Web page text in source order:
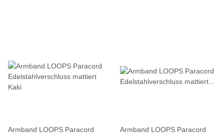
Armband LOOPS Paracord
Armband LOOPS Paracord